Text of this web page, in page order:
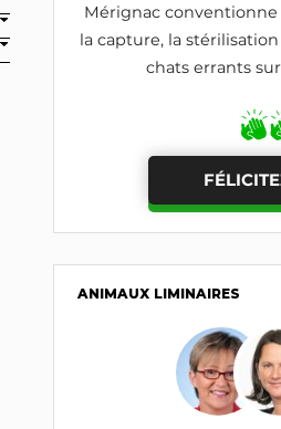
Mérignac
la capture, la
chats errants
ANIMAUX LIMINAIRES